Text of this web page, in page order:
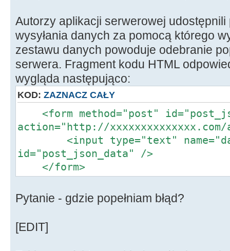
Autorzy aplikacji serwerowej
wysyłania danych za pomocą którego
zestawu danych powoduje odebranie
serwera. Fragment kodu HTML
wygląda następująco:
KOD: ZAZNACZ CAŁY
<form method="post"
action="http://
<input type="text"
id="post_json_data" />
</form>
Pytanie - gdzie popełniam błąd?
[EDIT]